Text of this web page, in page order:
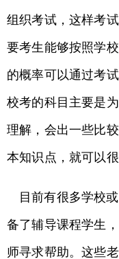
组织考试，这样考
要考生能够按照学
的概率可以通过考
校考的科目主要是
理解，会出一些比
本知识点，就可以
目前有很多学校
备了辅导课程学生
师寻求帮助。这些